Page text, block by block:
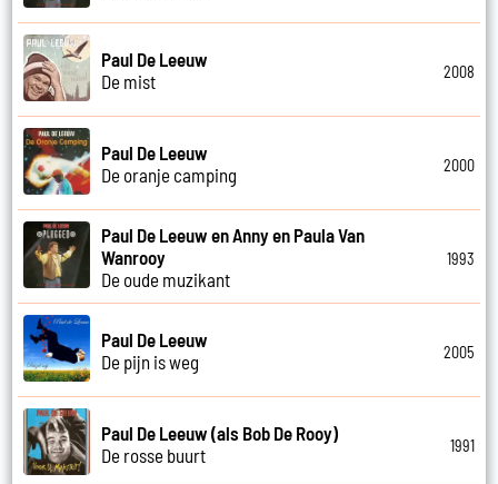
Paul De Leeuw
De mist
2008
Paul De Leeuw
De oranje camping
2000
Paul De Leeuw en Anny en Paula Van
Wanrooy
De oude muzikant
1993
Paul De Leeuw
De pijn is weg
2005
Paul De Leeuw (als Bob De Rooy)
De rosse buurt
1991